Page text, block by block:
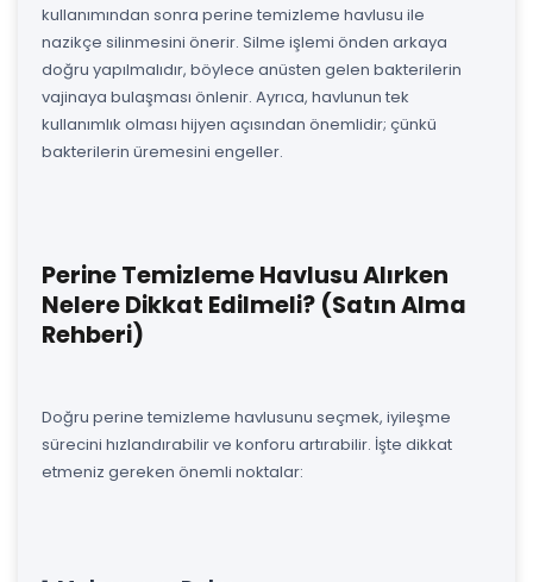
kullanımından sonra perine temizleme havlusu ile
nazikçe silinmesini önerir. Silme işlemi önden arkaya
doğru yapılmalıdır, böylece anüsten gelen bakterilerin
vajinaya bulaşması önlenir. Ayrıca, havlunun tek
kullanımlık olması hijyen açısından önemlidir; çünkü
bakterilerin üremesini engeller.
Perine Temizleme Havlusu Alırken
Nelere Dikkat Edilmeli? (Satın Alma
Rehberi)
Doğru perine temizleme havlusunu seçmek, iyileşme
sürecini hızlandırabilir ve konforu artırabilir. İşte dikkat
etmeniz gereken önemli noktalar: